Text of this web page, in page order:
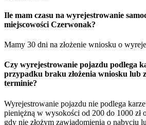
Ile mam czasu na wyrejestrowanie
miejscowości Czerwonak?
Mamy 30 dni na złożenie wniosku o
Czy wyrejestrowanie pojazdu podlega
przypadku braku złożenia wniosku lub
terminie?
Wyrejestrowanie pojazdu nie podlega
pieniężną w wysokości od 200 do 1000 zł
gdy nie złożym zawiadomienia o nabyciu